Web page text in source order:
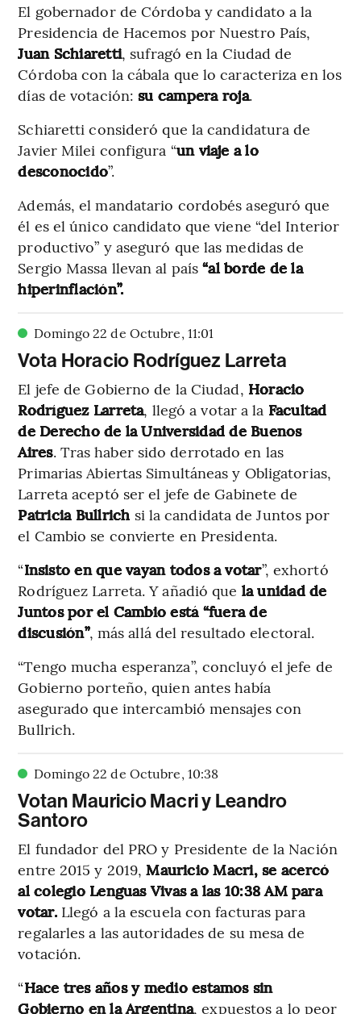
El gobernador de Córdoba y candidato a la
Presidencia de Hacemos por Nuestro País,
Juan Schiaretti, sufragó en la Ciudad de
Córdoba con la cábala que lo caracteriza en los
días de votación:su campera roja.
Schiaretti consideró que la candidatura de
Javier Milei configura “un viaje a lo
desconocido”.
Además, el mandatario cordobés aseguró que
él es el único candidato que viene “del Interior
productivo” y aseguró que las medidas de
Sergio Massa llevan al país“al borde de la
hiperinflación”.
Domingo 22 de Octubre, 11:01
Vota Horacio Rodríguez Larreta
El jefe de Gobierno de la Ciudad, Horacio
Rodríguez Larreta, llegó a votar a la Facultad
de Derecho de la Universidad de Buenos
Aires. Tras haber sido derrotado en las
Primarias Abiertas Simultáneas y Obligatorias,
Larreta aceptó ser el jefe de Gabinete de
Patricia Bullrich si la candidata de Juntos por
el Cambio se convierte en Presidenta.
“Insisto en que vayan todos a votar”, exhortó
Rodríguez Larreta. Y añadió que la unidad de
Juntos por el Cambio está “fuera de
discusión”, más allá del resultado electoral.
“Tengo mucha esperanza”, concluyó el jefe de
Gobierno porteño, quien antes había
asegurado que intercambió mensajes con
Bullrich.
Domingo 22 de Octubre, 10:38
Votan Mauricio Macri y Leandro
Santoro
El fundador del PRO y Presidente de la Nación
entre 2015 y 2019,Mauricio Macri, se acercó
al colegio Lenguas Vivas a las 10:38 AM para
votar. Llegó a la escuela con facturas para
regalarles a las autoridades de su mesa de
votación.
“Hace tres años y medio estamos sin
Gobierno en la Argentina, expuestos a lo peor